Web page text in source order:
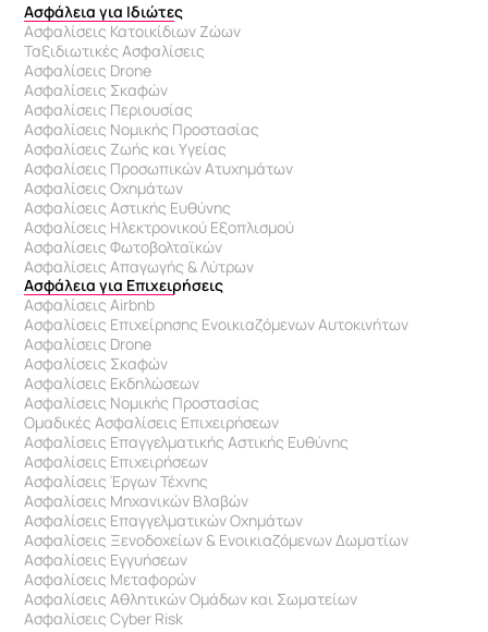
Ασφάλεια για Ιδιώτες
Ασφαλίσεις Κατοικίδιων Ζώων
Ταξιδιωτικές Ασφαλίσεις
Ασφαλίσεις Drone
Ασφαλίσεις Σκαφών
Ασφαλίσεις Περιουσίας
Ασφαλίσεις Νομικής Προστασίας
Ασφαλίσεις Ζωής και Υγείας
Ασφαλίσεις Προσωπικών Ατυχημάτων
Ασφαλίσεις Οχημάτων
Ασφαλίσεις Αστικής Ευθύνης
Ασφαλίσεις Ηλεκτρονικού Εξοπλισμού
Ασφαλίσεις Φωτοβολταϊκών
Ασφαλίσεις Απαγωγής & Λύτρων
Ασφάλεια για Επιχειρήσεις
Ασφαλίσεις Airbnb
Ασφαλίσεις Επιχείρησης Ενοικιαζόμενων Αυτοκινήτων
Ασφαλίσεις Drone
Ασφαλίσεις Σκαφών
Ασφαλίσεις Εκδηλώσεων
Ασφαλίσεις Νομικής Προστασίας
Ομαδικές Ασφαλίσεις Επιχειρήσεων
Ασφαλίσεις Επαγγελματικής Αστικής Ευθύνης
Ασφαλίσεις Επιχειρήσεων
Ασφαλίσεις Έργων Τέχνης
Ασφαλίσεις Μηχανικών Βλαβών
Ασφαλίσεις Επαγγελματικών Οχημάτων
Ασφαλίσεις Ξενοδοχείων & Eνοικιαζόμενων Δωματίων
Ασφαλίσεις Εγγυήσεων
Ασφαλίσεις Μεταφορών
Ασφαλίσεις Αθλητικών Ομάδων και Σωματείων
Ασφαλίσεις Cyber Risk